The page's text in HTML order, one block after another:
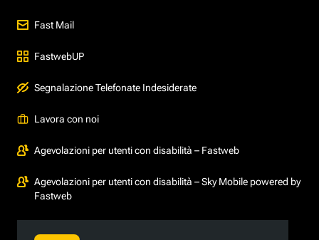
Fast Mail
FastwebUP
Segnalazione Telefonate Indesiderate
Lavora con noi
Agevolazioni per utenti con disabilità – Fastweb
Agevolazioni per utenti con disabilità – Sky Mobile powered by
Fastweb